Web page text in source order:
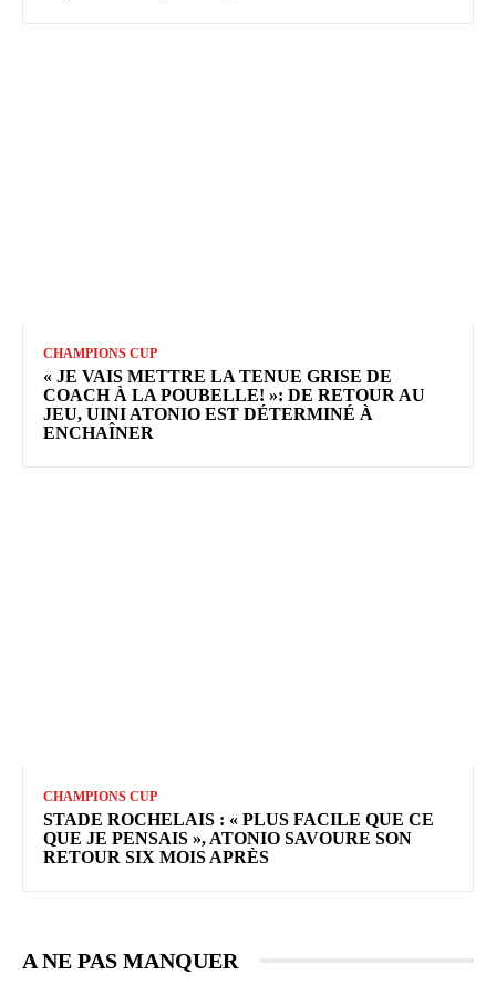
CHAMPIONS CUP
« JE VAIS METTRE LA TENUE GRISE DE
COACH À LA POUBELLE! »: DE RETOUR AU
JEU, UINI ATONIO EST DÉTERMINÉ À
ENCHAÎNER
CHAMPIONS CUP
STADE ROCHELAIS : « PLUS FACILE QUE CE
QUE JE PENSAIS », ATONIO SAVOURE SON
RETOUR SIX MOIS APRÈS
A NE PAS MANQUER